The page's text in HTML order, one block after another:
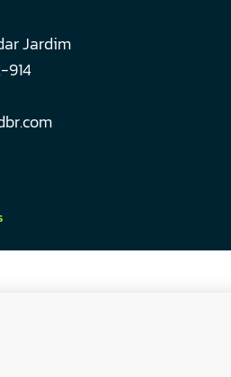
Jardim
914